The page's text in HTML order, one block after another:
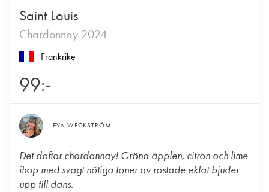
Saint Louis
Chardonnay 2024
Frankrike
99:-
EVA WECKSTRÖM
Det doftar chardonnay! Gröna äpplen, citron och lime
ihop med svagt nötiga toner av rostade ekfat bjuder
upp till dans.